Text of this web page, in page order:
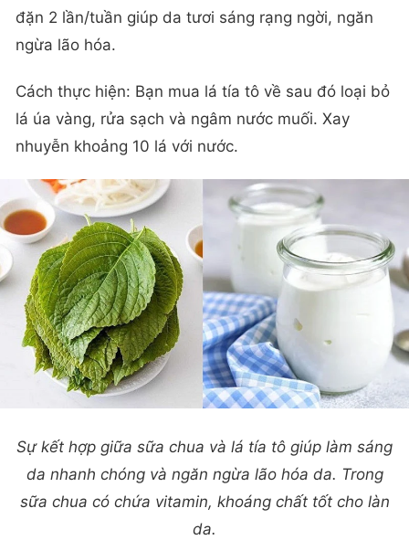
đặn 2 lần/tuần giúp da tươi sáng rạng ngời, ngăn
ngừa lão hóa.
Cách thực hiện: Bạn mua lá tía tô về sau đó loại bỏ
lá úa vàng, rửa sạch và ngâm nước muối. Xay
nhuyễn khoảng 10 lá với nước.
Sự kết hợp giữa sữa chua và lá tía tô giúp làm sáng
da nhanh chóng và ngăn ngừa lão hóa da. Trong
sữa chua có chứa vitamin, khoáng chất tốt cho làn
da.